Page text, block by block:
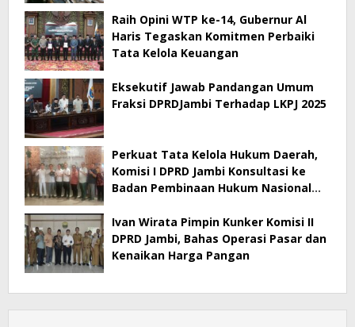
Raih Opini WTP ke-14, Gubernur Al
Haris Tegaskan Komitmen Perbaiki
Tata Kelola Keuangan
Eksekutif Jawab Pandangan Umum
Fraksi DPRDJambi Terhadap LKPJ 2025
Perkuat Tata Kelola Hukum Daerah,
Komisi I DPRD Jambi Konsultasi ke
Badan Pembinaan Hukum Nasional
Ivan Wirata Pimpin Kunker Komisi II
DPRD Jambi, Bahas Operasi Pasar dan
Kenaikan Harga Pangan